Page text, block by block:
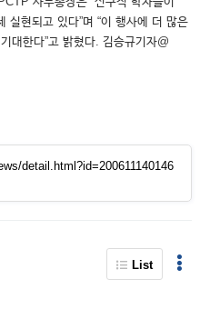
실현되고 있다”며 “이 행사에 더 많은
대한다”고 밝혔다. 김승규기자@
detail.html?id=200611140146
List